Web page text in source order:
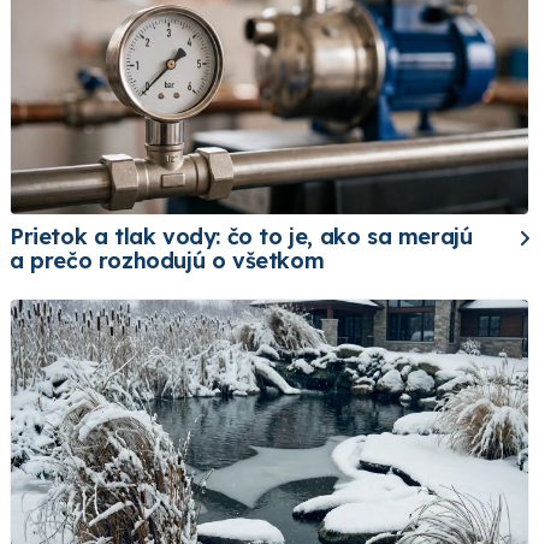
Prietok a tlak vody: čo to je, ako sa merajú
a prečo rozhodujú o všetkom